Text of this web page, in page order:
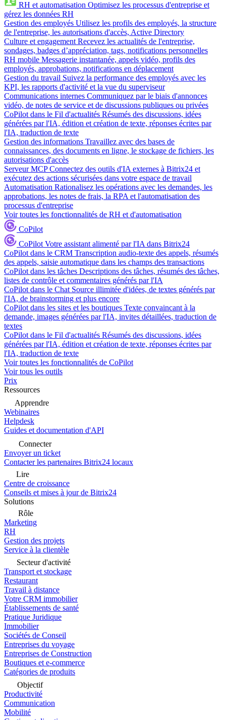
RH et automatisation Optimisez les processus d'entreprise et
gérez les données RH
Gestion des employés Utilisez les profils des employés, la structure
de l'entreprise, les autorisations d'accès, Active Directory
Culture et engagement Recevez les actualités de l'entreprise,
sondages, badges d’appréciation, tags, notifications personnelles
RH mobile Messagerie instantanée, appels vidéo, profils des
employés, approbations, notifications en déplacement
Gestion du travail Suivez la performance des employés avec les
KPI, les rapports d'activité et la vue du superviseur
Communications internes Communiquez par le biais d'annonces
vidéo, de notes de service et de discussions publiques ou privées
CoPilot dans le Fil d'actualités Résumés des discussions, idées
générées par l'IA, édition et création de texte, réponses écrites par
l'IA, traduction de texte
Gestion des informations Travaillez avec des bases de
connaissances, des documents en ligne, le stockage de fichiers, les
autorisations d'accès
Serveur MCP Connectez des outils d'IA externes à Bitrix24 et
exécutez des actions sécurisées dans votre espace de travail
Automatisation Rationalisez les opérations avec les demandes, les
approbations, les notes de frais, la RPA et l'automatisation des
processus d'entreprise
Voir toutes les fonctionnalités de RH et d'automatisation
CoPilot
CoPilot Votre assistant alimenté par l'IA dans Bitrix24
CoPilot dans le CRM Transcription audio-texte des appels, résumés
des appels, saisie automatique dans les champs des transactions
CoPilot dans les tâches Descriptions des tâches, résumés des tâches,
listes de contrôle et commentaires générés par l'IA
CoPilot dans le Chat Source illimitée d'idées, de textes générés par
l'IA, de brainstorming et plus encore
CoPilot dans les sites et les boutiques Texte convaincant à la
demande, images générées par l'IA, invites détaillées, traduction de
textes
CoPilot dans le Fil d'actualités Résumés des discussions, idées
générées par l'IA, édition et création de texte, réponses écrites par
l'IA, traduction de texte
Voir toutes les fonctionnalités de CoPilot
Voir tous les outils
Prix
Ressources
Apprendre
Webinaires
Helpdesk
Guides et documentation d'API
Connecter
Envoyer un ticket
Contacter les partenaires Bitrix24 locaux
Lire
Centre de croissance
Conseils et mises à jour de Bitrix24
Solutions
Rôle
Marketing
RH
Gestion des projets
Service à la clientèle
Secteur d'activité
Transport et stockage
Restaurant
Travail à distance
Votre CRM immobilier
Établissements de santé
Pratique Juridique
Immobilier
Sociétés de Conseil
Entreprises du voyage
Entreprises de Construction
Boutiques et e-commerce
Catégories de produits
Objectif
Productivité
Communication
Mobilité